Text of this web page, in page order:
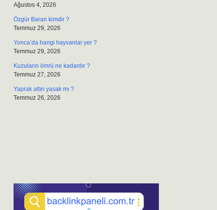
Ağustos 4, 2026
Özgür Baran kimdir ?
Temmuz 29, 2026
Yonca’da hangi hayvanlar yer ?
Temmuz 29, 2026
Kuzuların ömrü ne kadardır ?
Temmuz 27, 2026
Yaprak altın yasak mı ?
Temmuz 26, 2026